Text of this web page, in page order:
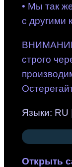
• Мы так
с другими
строго
Языки: RU
Открыть